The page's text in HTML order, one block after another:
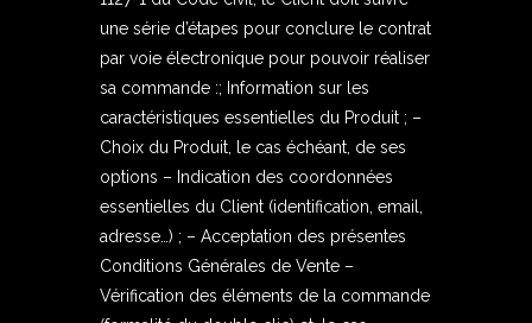
une série d’étapes pour conclure le contrat
par voie électronique pour pouvoir réaliser
sa commande :; Information sur les
caractéristiques essentielles du Produit ; –
Choix du Produit, le cas échéant, de ses
options – Indication des coordonnées
essentielles du Client (identification, email,
adresse…) ; – Acceptation des présentes
Conditions Générales de Vente –
Vérification des éléments de la commande